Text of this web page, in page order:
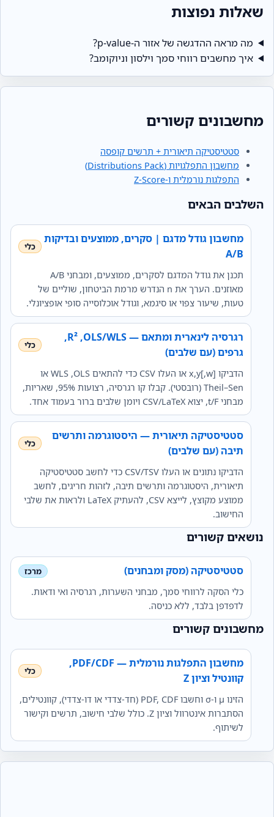
שאלות נפוצות
מה מראה ההדגשה של אזור ה‑p‑value?
איך מחשבים רווחי סמך וילסון וניוקומב?
מחשבונים קשורים
סטטיסטיקה תיאורית + תרשים קופסה
מחשבון התפלגויות (Distributions Pack)
התפלגות נורמלית ו‑Z‑Score
השלבים הבאים
מחשבון גודל מדגם | סקרים, ממוצעים ובדיקות
A/B
תכנן את גודל המדגם לסקרים, ממוצעים, ומבחני A/B
מאוזנים. הערך את n הנדרש מרמת הביטחון, שוליים של
טעות, שיעור צפוי או סיגמא, וגודל אוכלוסייה סופי אופציונלי.
רגרסיה לינארית ומתאם — OLS/WLS, ‏R²,
גרפים (עם שלבים)
הדביקו x,y[,w] או העלו CSV כדי להתאים OLS, ‏WLS או
Theil–Sen (רובסטי). קבלו קו רגרסיה, רצועות 95%, שאריות,
מבחני t/F, יצוא CSV/LaTeX ויומן שלבים ברור בעמוד אחד.
סטטיסטיקה תיאורית — היסטוגרמה ותרשים
תיבה (עם שלבים)
הדביקו נתונים או העלו CSV/TSV כדי לחשב סטטיסטיקה
תיאורית, היסטוגרמה ותרשים תיבה, לזהות חריגים, לחשב
ממוצע מקוצץ, לייצא CSV, להעתיק LaTeX ולראות את שלבי
החישוב.
נושאים קשורים
סטטיסטיקה (מסק ומבחנים)
כלי הסקה לרווחי סמך, מבחני השערות, רגרסיה ואי ודאות.
לדפדפן בלבד, ללא כניסה.
מחשבונים קשורים
מחשבון התפלגות נורמלית — PDF/CDF,
קוונטיל וציון Z
הזינו μ ו‑σ וחשבו PDF, CDF (חד‑צדדי או דו‑צדדי), קוונטילים,
הסתברות אינטרוול וציון Z. כולל שלבי חישוב, תרשים וקישור
לשיתוף.